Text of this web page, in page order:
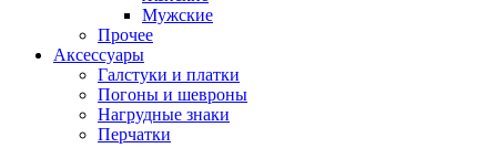
Мужские
Прочее
Аксессуары
Галстуки и платки
Погоны и шевроны
Нагрудные знаки
Перчатки